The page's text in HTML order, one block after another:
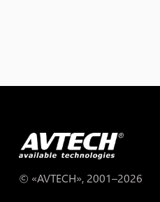
© «AVTECH», 2001–2026